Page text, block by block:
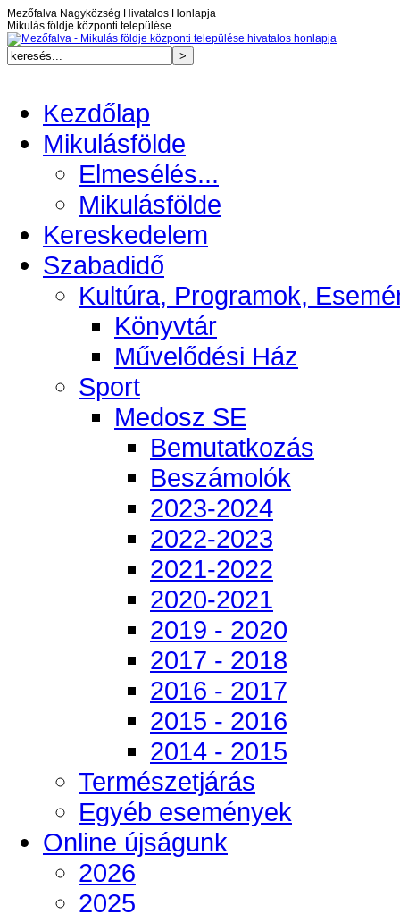
Mezőfalva Nagyközség Hivatalos Honlapja
Mikulás földje központi települése
Kezdőlap
Mikulásfölde
Elmesélés...
Mikulásfölde
Kereskedelem
Szabadidő
Kultúra, Programok,
Könyvtár
Művelődési Ház
Sport
Medosz SE
Bemutatkozás
Beszámolók
2023-2024
2022-2023
2021-2022
2020-2021
2019 - 2020
2017 - 2018
2016 - 2017
2015 - 2016
2014 - 2015
Természetjárás
Egyéb események
Online újságunk
2026
2025